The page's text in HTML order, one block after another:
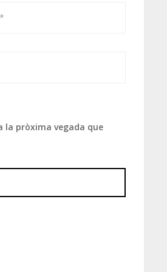
la pròxima vegada que